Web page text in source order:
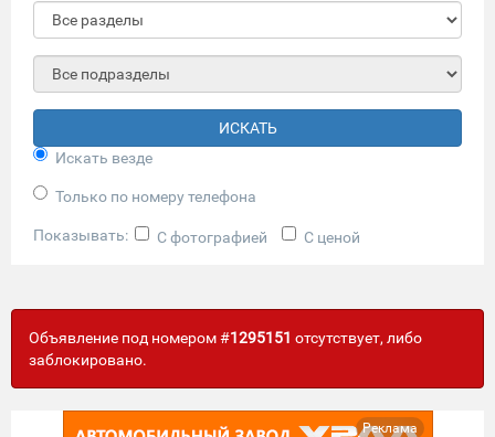
ИСКАТЬ
Искать везде
Только по номеру телефона
Показывать: С фотографией С ценой
Объявление под номером #1295151 отсутствует, либо
заблокировано.
Реклама